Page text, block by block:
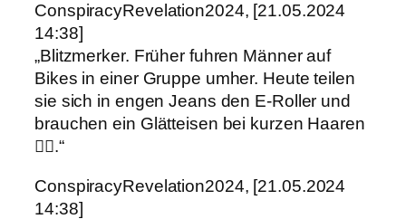
ConspiracyRevelation2024, [21.05.2024
14:38]
„Blitzmerker. Früher fuhren Männer auf
Bikes in einer Gruppe umher. Heute teilen
sie sich in engen Jeans den E-Roller und
brauchen ein Glätteisen bei kurzen Haaren
👍🏻.“
ConspiracyRevelation2024, [21.05.2024
14:38]